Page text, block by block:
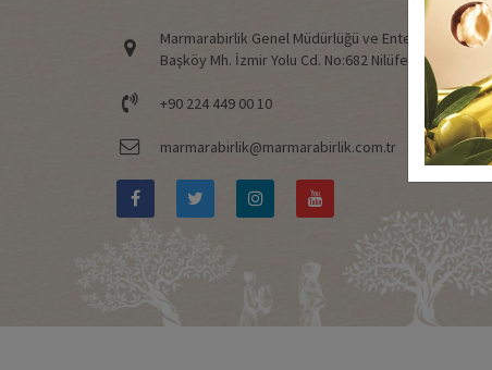
Marmarabirlik Genel Müdürlüğü ve Entegre Tesisler:
Başköy Mh. İzmir Yolu Cd. No:682 Nilüfer/BURSA
+90 224 449 00 10
marmarabirlik@marmarabirlik.com.tr